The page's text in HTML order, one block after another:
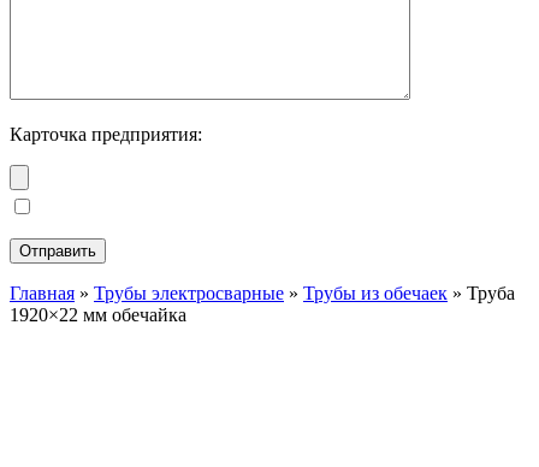
Карточка предприятия:
Главная » Трубы электросварные » Трубы из обечаек » Труба
1920×22 мм обечайка